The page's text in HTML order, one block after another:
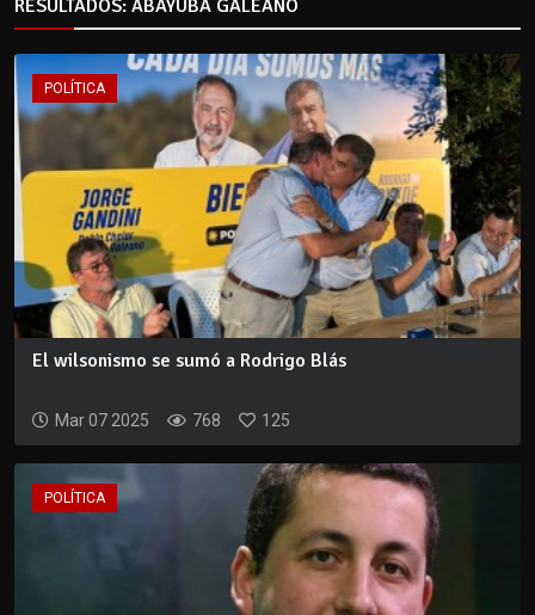
RESULTADOS: ABAYUBA GALEANO
POLÍTICA
El wilsonismo se sumó a Rodrigo Blás
Mar 07 2025 768 125
POLÍTICA